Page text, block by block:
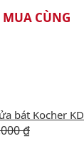
CÙNG
bát Kocher
₫